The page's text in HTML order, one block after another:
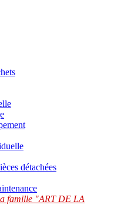
détachées
famille "ART DE LA